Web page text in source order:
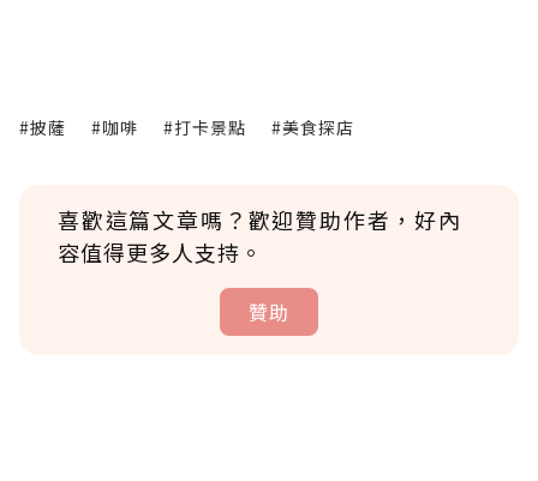
#披薩 #咖啡 #打卡景點 #美食探店
喜歡這篇文章嗎？歡迎贊助作者，好內
容值得更多人支持。
贊助